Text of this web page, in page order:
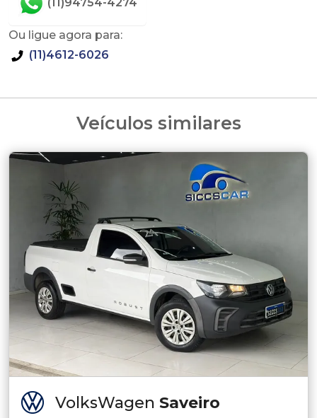
Ou ligue agora para:
(11)4612-6026
Veículos similares
VolksWagen Saveiro